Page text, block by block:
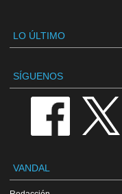
LO ÚLTIMO
SÍGUENOS
VANDAL